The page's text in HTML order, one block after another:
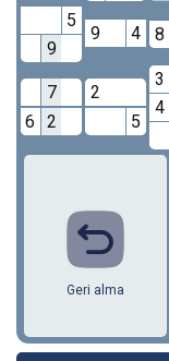
5
9
9 4 8
7
6
2
2
5
3
4
Geri alma